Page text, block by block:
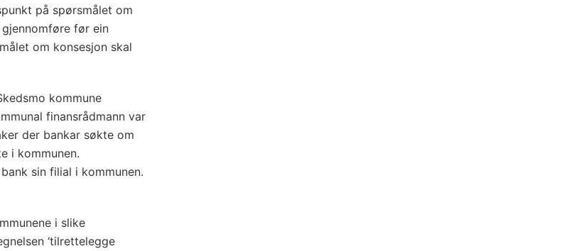
på spørsmålet om
før ein
om konsesjon skal
kommune
finansrådmann var
der bankar søkte om
i kommunen.
sin filial i kommunen.
i slike
‘tilrettelegge